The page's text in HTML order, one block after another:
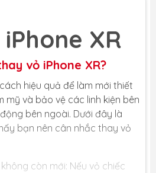
XR
vỏ iPhone XR?
hiệu quả để làm mới thiết
mỹ và bảo vệ các linh kiện bên
bên ngoài. Dưới đây là
bạn nên cân nhắc thay vỏ
còn mới: Nếu vỏ chiếc